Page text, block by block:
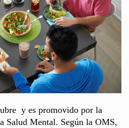
y es promovido por la
Salud Mental. Según la OMS,